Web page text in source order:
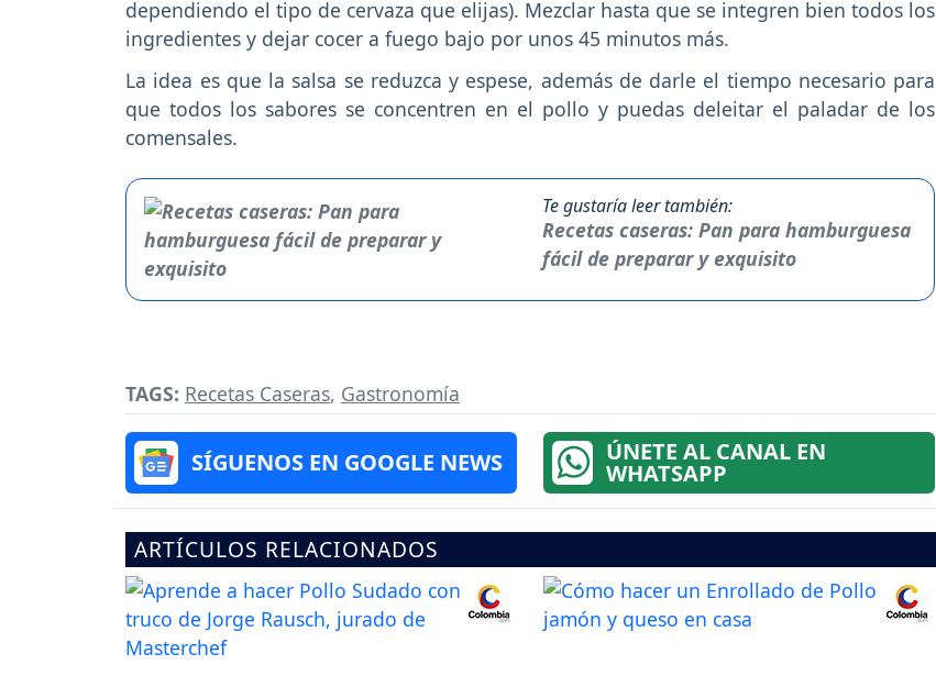
dependiendo el tipo de cervaza que elijas). Mezclar hasta que se integren bien todos los
ingredientes y dejar cocer a fuego bajo por unos 45 minutos más.
La idea es que la salsa se reduzca y espese, además de darle el tiempo necesario para
que todos los sabores se concentren en el pollo y puedas deleitar el paladar de los
comensales.
Te gustaría leer también:
Recetas caseras: Pan para hamburguesa
fácil de preparar y exquisito
TAGS: Recetas Caseras, Gastronomía
SÍGUENOS EN GOOGLE NEWS ÚNETE AL CANAL EN
WHATSAPP
ARTÍCULOS RELACIONADOS